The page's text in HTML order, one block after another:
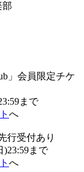
部
」会員限定チケ
まで
へ
行受付あり
)23:59まで
へ